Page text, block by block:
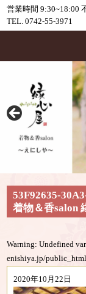
営業時間 9:30~18:00
TEL. 0742-55-3971
53F92635-
着物＆香salon
Warning: Undefined
enishiya.jp/
2020年10月22日